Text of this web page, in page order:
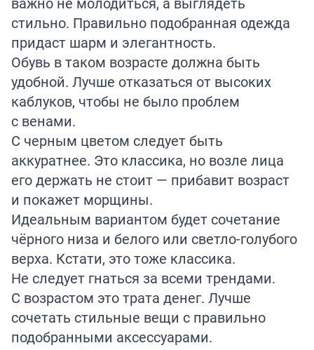
стильно. Правильно подобранная одежда
придаст шарм и элегантность.
Обувь в таком возрасте должна быть
удобной. Лучше отказаться от высоких
каблуков, чтобы не было проблем
с венами.
С черным цветом следует быть
аккуратнее. Это классика, но возле лица
его держать не стоит — прибавит возраст
и покажет морщины.
Идеальным вариантом будет сочетание
чёрного низа и белого или светло-голубого
верха. Кстати, это тоже классика.
Не следует гнаться за всеми трендами.
С возрастом это трата денег. Лучше
сочетать стильные вещи с правильно
подобранными аксессуарами.